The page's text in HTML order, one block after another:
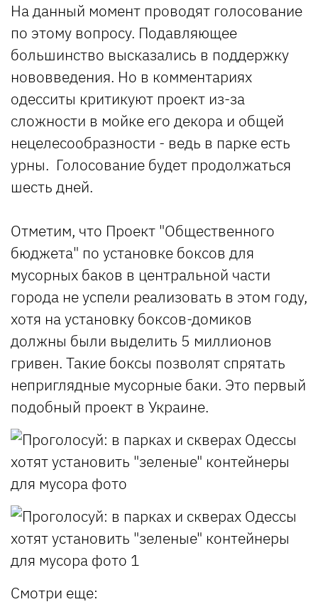
На данный момент проводят голосование
по этому вопросу. Подавляющее
большинство высказались в поддержку
нововведения. Но в комментариях
одесситы критикуют проект из-за
сложности в мойке его декора и общей
нецелесообразности - ведь в парке есть
урны. Голосование будет продолжаться
шесть дней.
Отметим, что Проект "Общественного
бюджета" по установке боксов для
мусорных баков в центральной части
города не успели реализовать в этом году,
хотя на установку боксов-домиков
должны были выделить 5 миллионов
гривен. Такие боксы позволят спрятать
неприглядные мусорные баки. Это первый
подобный проект в Украине.
Смотри еще: